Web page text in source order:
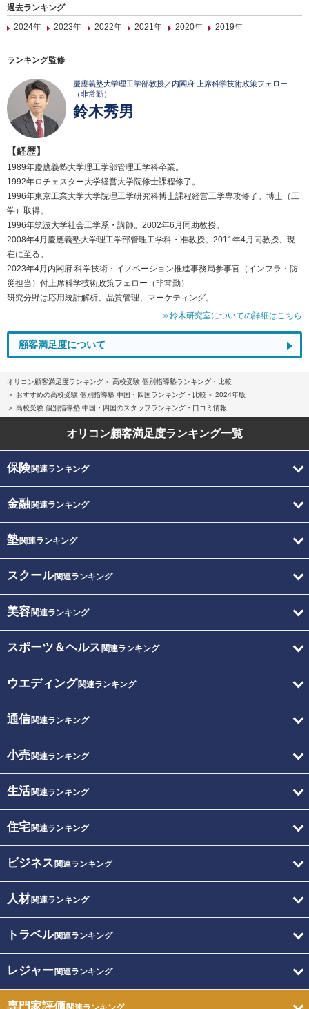
過去ランキング
2024年
2023年 2022年 2021年 2020年 2019年
ランキング監修
慶應義塾大学理工学部教授／内閣府 上席科学技術政策フェロー
（非常勤）
鈴木秀男
【経歴】
1989年慶應義塾大学理工学部管理工学科卒業。
1992年ロチェスター大学経営大学院修士課程修了。
1996年東京工業大学大学院理工学研究科博士課程経営工学専攻修了。博士（工
学）取得。
1996年筑波大学社会工学系・講師。2002年6月同助教授。
2008年4月慶應義塾大学理工学部管理工学科・准教授。2011年4月同教授、現
在に至る。
2023年4月内閣府 科学技術・イノベーション推進事務局参事官（インフラ・防
災担当）付上席科学技術政策フェロー（非常勤）
研究分野は応用統計解析、品質管理、マーケティング。
≫鈴木研究室についての詳細はこちら
顧客満足度について
オリコン顧客満足度ランキング
高校受験 個別指導塾ランキング・比較
おすすめの高校受験 個別指導塾 中国・四国ランキング・比較
2024年版
高校受験 個別指導塾 中国・四国のスタッフランキング・口コミ情報
オリコン顧客満足度ランキング一覧
保険関連ランキング
金融関連ランキング
塾関連ランキング
スクール関連ランキング
美容関連ランキング
スポーツ＆ヘルス 関連ランキング
ウエディング関連ランキング
通信関連ランキング
小売関連ランキング
生活関連ランキング
住宅関連ランキング
ビジネス 関連ランキング
人材関連ランキング
トラベル関連ランキング
レジャー関連ランキング